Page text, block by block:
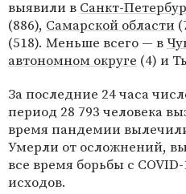
выявили в Санкт-
(886), Самарской области
(518). Меньше всего — в
автономном округе (4) и
За последние 24 часа
период 28 793 человека
время пандемии
Умерли от осложнений,
все время борьбы с
исходов.